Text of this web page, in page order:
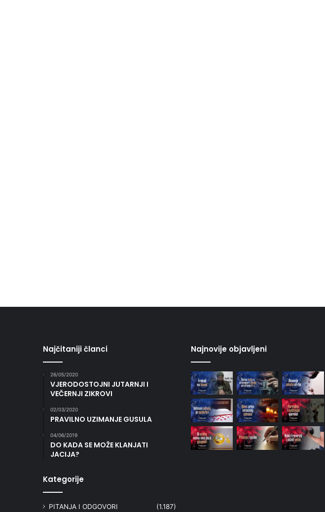
Najčitaniji članci
26/05/2020
VJERODOSTOJNI JUTARNJI I
VEČERNJI ZIKROVI
02/03/2020
PRAVILNO UZIMANJE GUSULA
04/06/2019
DO KADA SE MOŽE KLANJATI
JACIJA?
Kategorije
PITANJA I ODGOVORI (1.187)
Najnovije objavljeni